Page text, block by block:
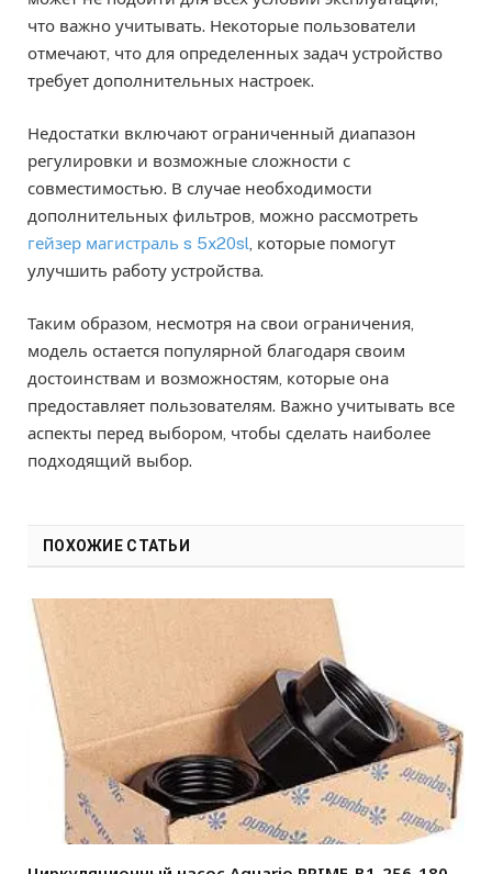
что важно учитывать. Некоторые пользователи
отмечают, что для определенных задач устройство
требует дополнительных настроек.
Недостатки включают ограниченный диапазон
регулировки и возможные сложности с
совместимостью. В случае необходимости
дополнительных фильтров, можно рассмотреть
гейзер магистраль s 5x20sl , которые помогут
улучшить работу устройства.
Таким образом, несмотря на свои ограничения,
модель остается популярной благодаря своим
достоинствам и возможностям, которые она
предоставляет пользователям. Важно учитывать все
аспекты перед выбором, чтобы сделать наиболее
подходящий выбор.
ПОХОЖИЕ СТАТЬИ